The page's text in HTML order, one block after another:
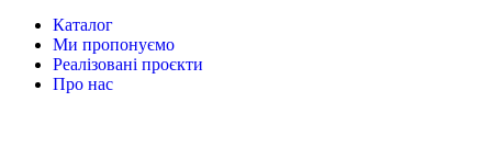
Каталог
Ми пропонуємо
Реалізовані проєкти
Про нас